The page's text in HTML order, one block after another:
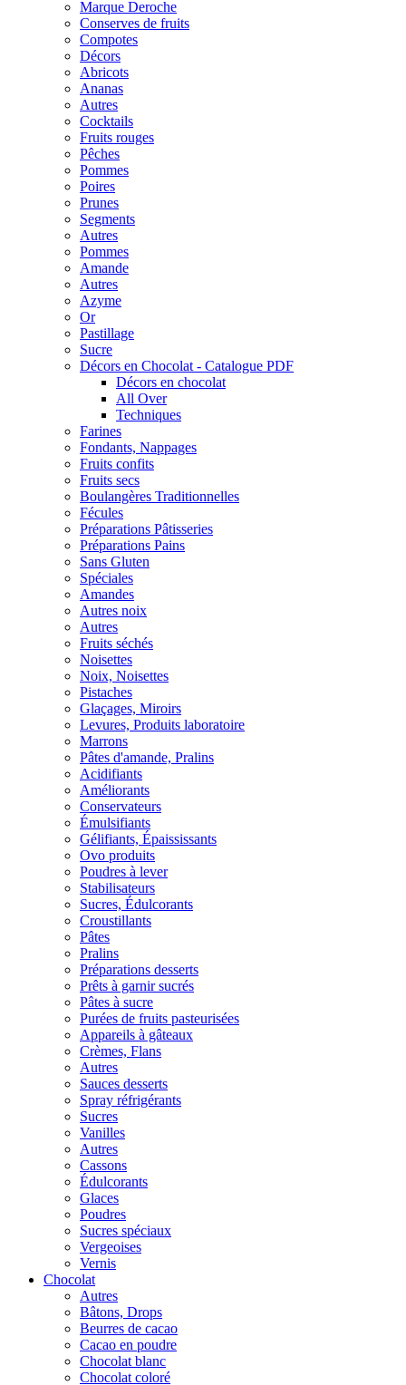
Marque Deroche
Conserves de fruits
Compotes
Décors
Abricots
Ananas
Autres
Cocktails
Fruits rouges
Pêches
Pommes
Poires
Prunes
Segments
Autres
Pommes
Amande
Autres
Azyme
Or
Pastillage
Sucre
Décors en Chocolat - Catalogue PDF
Décors en chocolat
All Over
Techniques
Farines
Fondants, Nappages
Fruits confits
Fruits secs
Boulangères Traditionnelles
Fécules
Préparations Pâtisseries
Préparations Pains
Sans Gluten
Spéciales
Amandes
Autres noix
Autres
Fruits séchés
Noisettes
Noix, Noisettes
Pistaches
Glaçages, Miroirs
Levures, Produits laboratoire
Marrons
Pâtes d'amande, Pralins
Acidifiants
Améliorants
Conservateurs
Émulsifiants
Gélifiants, Épaississants
Ovo produits
Poudres à lever
Stabilisateurs
Sucres, Édulcorants
Croustillants
Pâtes
Pralins
Préparations desserts
Prêts à garnir sucrés
Pâtes à sucre
Purées de fruits pasteurisées
Appareils à gâteaux
Crèmes, Flans
Autres
Sauces desserts
Spray réfrigérants
Sucres
Vanilles
Autres
Cassons
Édulcorants
Glaces
Poudres
Sucres spéciaux
Vergeoises
Vernis
Chocolat
Autres
Bâtons, Drops
Beurres de cacao
Cacao en poudre
Chocolat blanc
Chocolat coloré